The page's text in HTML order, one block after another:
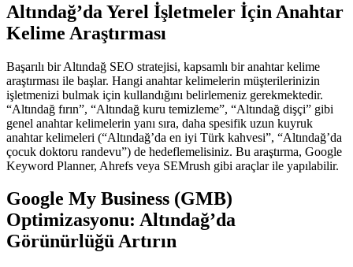
Altındağ’da Yerel İşletmeler İçin Anahtar
Kelime Araştırması
Başarılı bir Altındağ SEO stratejisi, kapsamlı bir anahtar kelime
araştırması ile başlar. Hangi anahtar kelimelerin müşterilerinizin
işletmenizi bulmak için kullandığını belirlemeniz gerekmektedir.
“Altındağ fırın”, “Altındağ kuru temizleme”, “Altındağ dişçi” gibi
genel anahtar kelimelerin yanı sıra, daha spesifik uzun kuyruk
anahtar kelimeleri (“Altındağ’da en iyi Türk kahvesi”, “Altındağ’da
çocuk doktoru randevu”) de hedeflemelisiniz. Bu araştırma, Google
Keyword Planner, Ahrefs veya SEMrush gibi araçlar ile yapılabilir.
Google My Business (GMB)
Optimizasyonu: Altındağ’da
Görünürlüğü Artırın